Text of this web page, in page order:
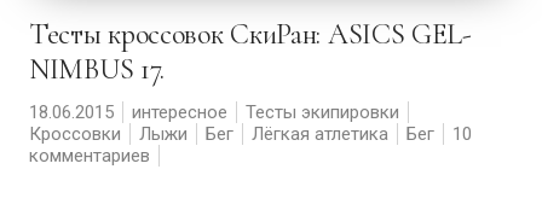
Тесты кроссовок СкиРан: ASICS GEL-
NIMBUS 17.
18.06.2015 интересное
Тесты экипировки
Кроссовки
Лыжи Бег Лёгкая атлетика Бег
10
комментариев